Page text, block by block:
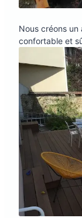
Nous créons
confortable et